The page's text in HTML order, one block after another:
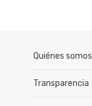
Quiénes somos
Transparencia